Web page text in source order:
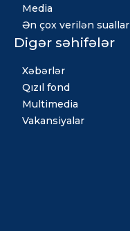
Media
Ən çox verilən suallar
Digər səhifələr
Xəbərlər
Qızıl fond
Multimedia
Vakansiyalar